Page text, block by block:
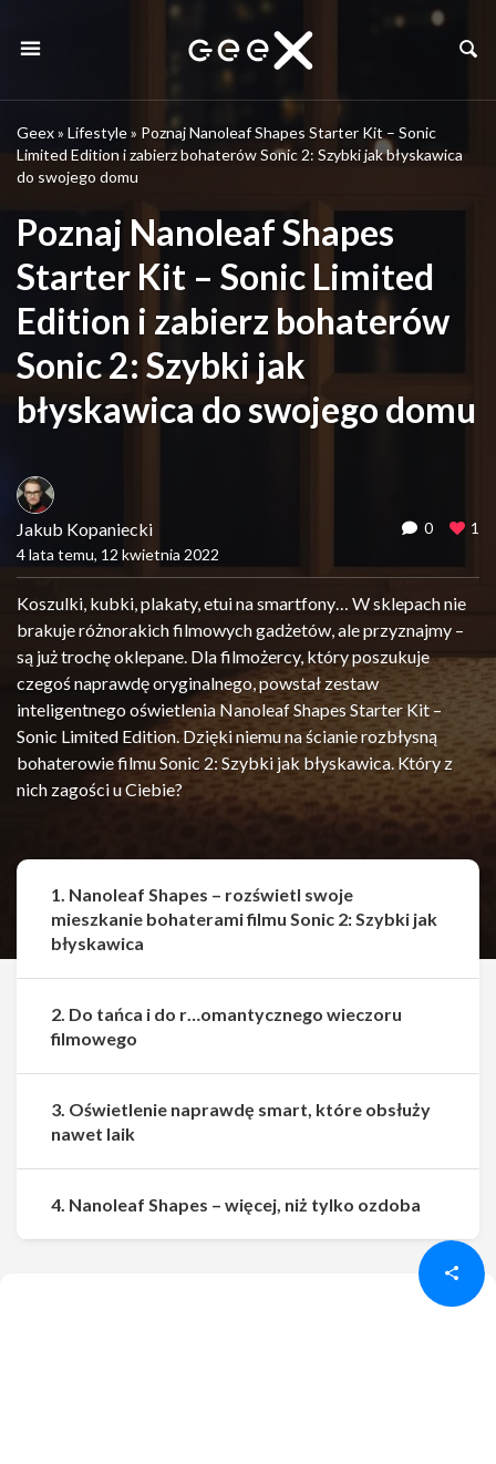
Geex» Lifestyle» Poznaj Nanoleaf Shapes Starter Kit – Sonic
Limited Edition i zabierz bohaterów Sonic 2: Szybki jak błyskawica
do swojego domu
Poznaj Nanoleaf Shapes
Starter Kit – Sonic Limited
Edition i zabierz bohaterów
Sonic 2: Szybki jak
błyskawica do swojego domu
Jakub Kopaniecki
4 lata temu, 12 kwietnia 2022
0 1
Koszulki, kubki, plakaty, etui na smartfony… W sklepach nie
brakuje różnorakich filmowych gadżetów, ale przyznajmy –
są już trochę oklepane. Dla filmożercy, który poszukuje
czegoś naprawdę oryginalnego, powstał zestaw
inteligentnego oświetlenia Nanoleaf Shapes Starter Kit –
Sonic Limited Edition. Dzięki niemu na ścianie rozbłysną
bohaterowie filmu Sonic 2: Szybki jak błyskawica. Który z
nich zagości u Ciebie?
Udostępnij Udostępnij
1. Nanoleaf Shapes – rozświetl swoje
mieszkanie bohaterami filmu Sonic 2: Szybki jak
błyskawica
2. Do tańca i do r…omantycznego wieczoru
filmowego
3. Oświetlenie naprawdę smart, które obsłuży
nawet laik
4. Nanoleaf Shapes – więcej, niż tylko ozdoba